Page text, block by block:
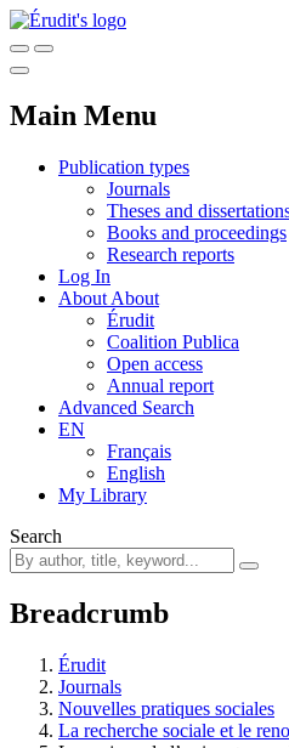
Main Menu
Publication types
Journals
Theses and
Books and proceedings
Research reports
Log In
About About
Érudit
Coalition Publica
Open access
Annual report
Advanced Search
EN
Français
English
My Library
Search
Breadcrumb
Érudit
Journals
Nouvelles pratiques sociales
La recherche sociale et le